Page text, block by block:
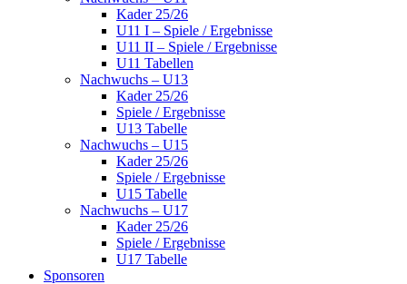
Kader 25/26
U11 I – Spiele / Ergebnisse
U11 II – Spiele / Ergebnisse
U11 Tabellen
Nachwuchs – U13
Kader 25/26
Spiele / Ergebnisse
U13 Tabelle
Nachwuchs – U15
Kader 25/26
Spiele / Ergebnisse
U15 Tabelle
Nachwuchs – U17
Kader 25/26
Spiele / Ergebnisse
U17 Tabelle
Sponsoren